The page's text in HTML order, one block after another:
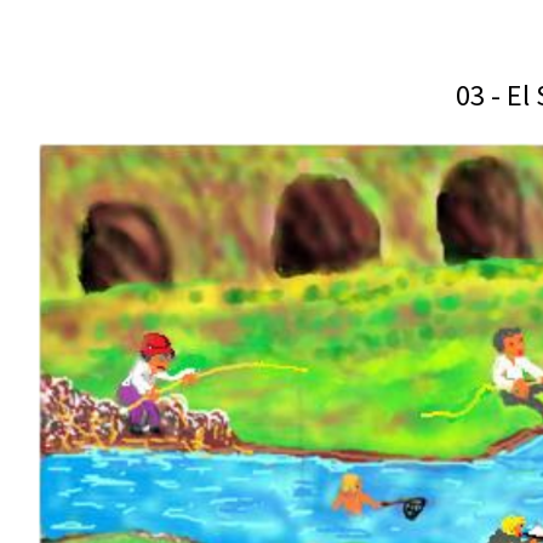
03 - El